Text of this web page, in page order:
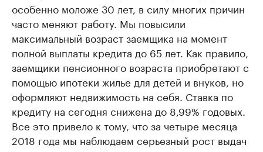
особенно моложе 30 лет, в силу многих причин
часто меняют работу. Мы повысили
максимальный возраст заемщика на момент
полной выплаты кредита до 65 лет. Как правило,
заемщики пенсионного возраста приобретают с
помощью ипотеки жилье для детей и внуков, но
оформляют недвижимость на себя. Ставка по
кредиту на сегодня снижена до 8,99% годовых.
Все это привело к тому, что за четыре месяца
2018 года мы наблюдаем серьезный рост выдач